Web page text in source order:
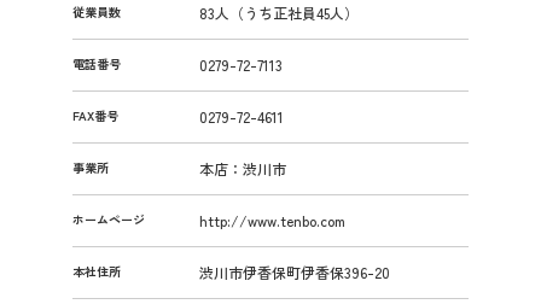
従業員数 83人（うち正社員45人）
電話番号 0279-72-7113
FAX番号 0279-72-4611
事業所 本店：渋川市
ホームページ http://www.tenbo.com
本社住所 渋川市伊香保町伊香保396-20